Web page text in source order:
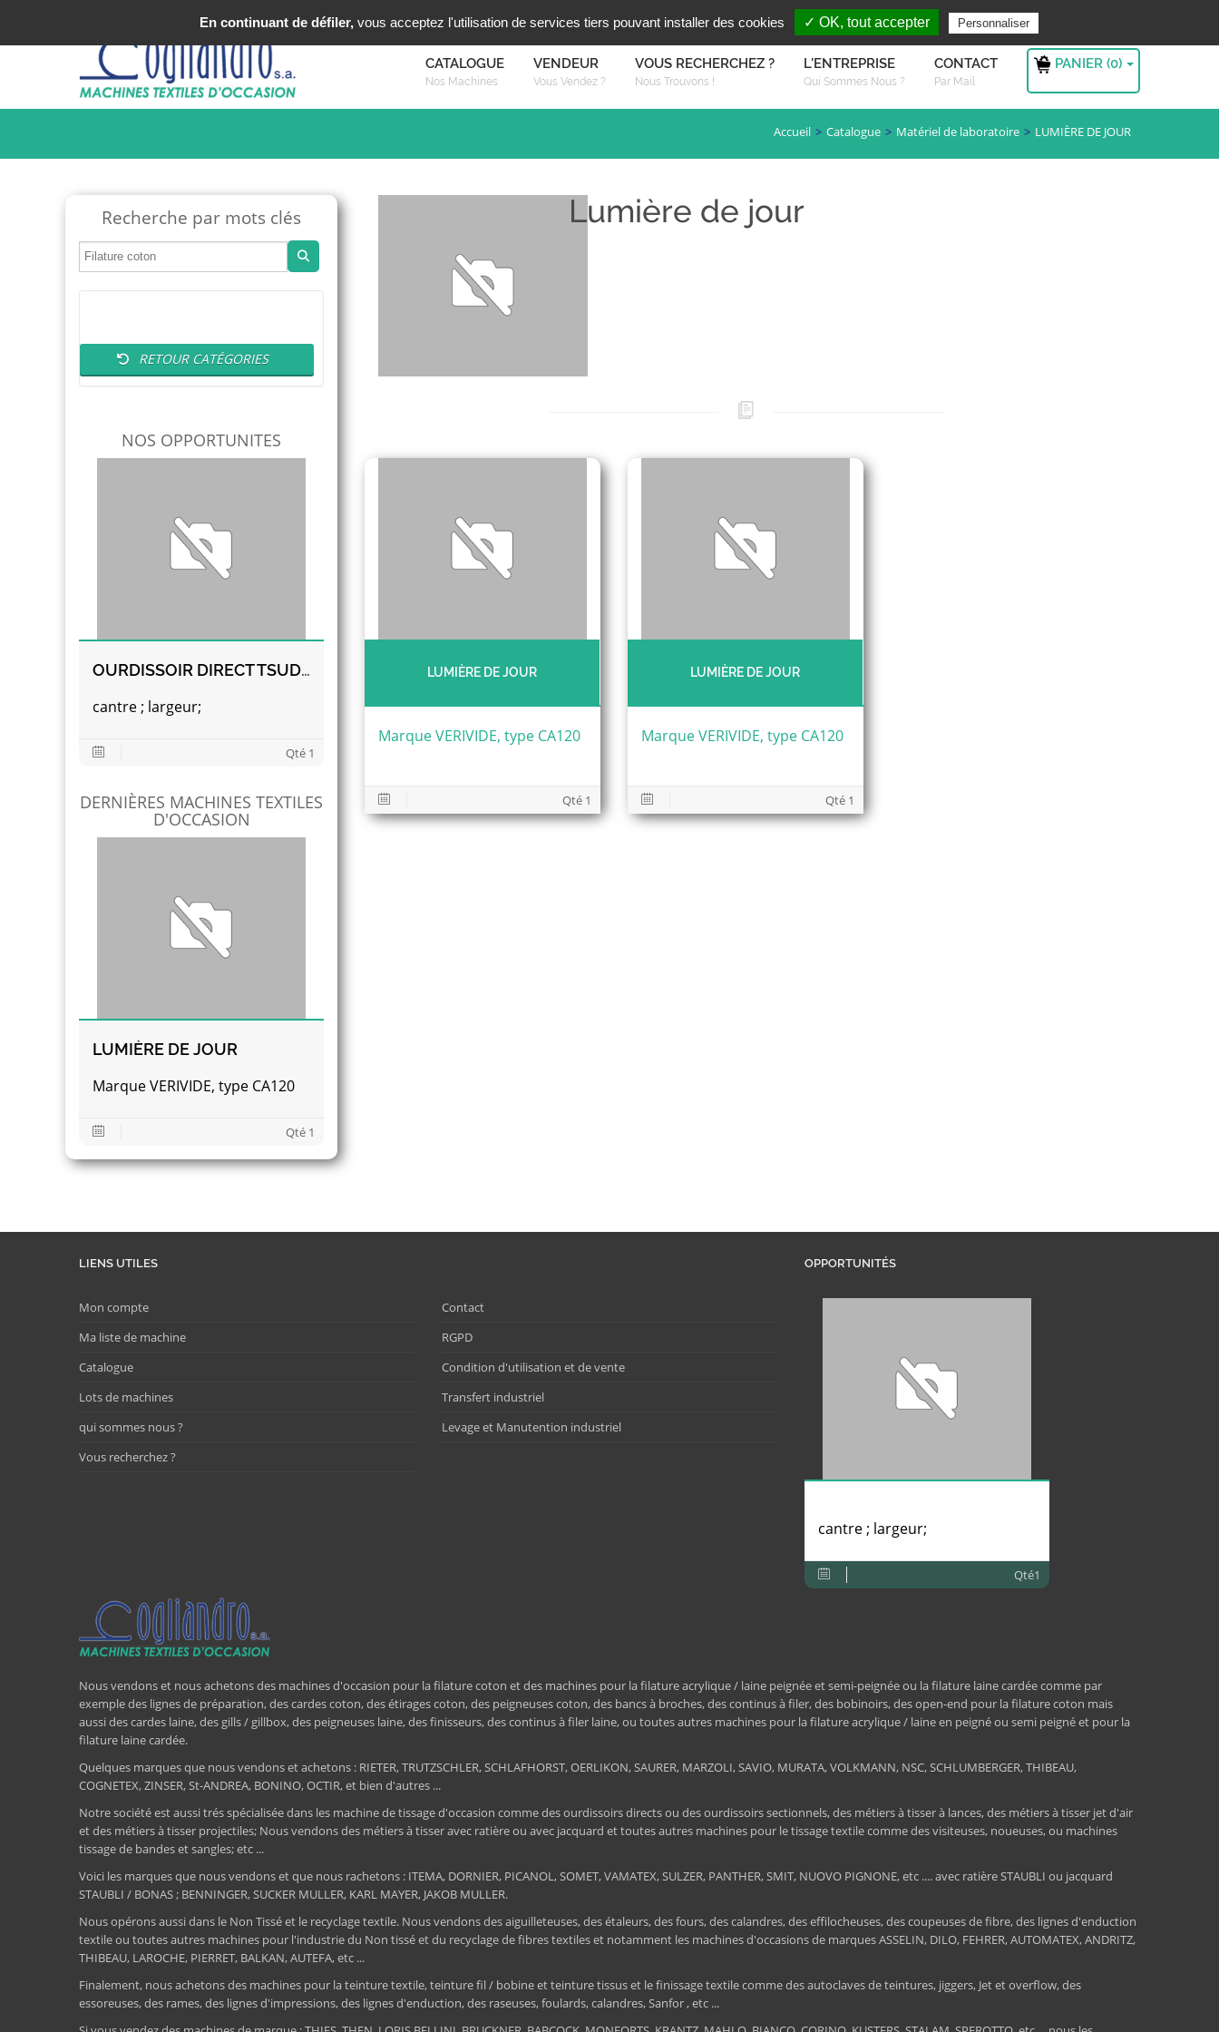
Tel : +33 (0)3 20 25 49 49 S'authentifier
Vous recherchez ?
CATALOGUE
Nos Machines
VENDEUR
Vous Vendez ?
VOUS RECHERCHEZ ?
Nous Trouvons !
L'ENTREPRISE
Qui Sommes Nous ?
CONTACT
Par Mail
PANIER (0)
Accueil Catalogue Matériel de laboratoire LUMIÈRE DE JOUR
Recherche par mots clés
RETOUR CATÉGORIES
NOS OPPORTUNITES
OURDISSOIR DIRECT TSUDAKOMA
cantre ; largeur;
Qté 1
DERNIÈRES MACHINES TEXTILES
D'OCCASION
LUMIÈRE DE JOUR
Marque VERIVIDE, type CA120
Qté 1
Lumière de jour
LUMIÈRE DE JOUR
Marque VERIVIDE, type CA120
Qté 1
LUMIÈRE DE JOUR
Marque VERIVIDE, type CA120
Qté 1
LIENS UTILES
Mon compte
Ma liste de machine
Catalogue
Lots de machines
qui sommes nous ?
Vous recherchez ?
Contact
RGPD
Condition d'utilisation et de vente
Transfert industriel
Levage et Manutention industriel
OPPORTUNITÉS
cantre ; largeur;
Qté1
Nous vendons et nous achetons des machines d'occasion pour la filature coton et des machines pour la filature acrylique / laine peignée et semi-peignée ou la filature laine cardée comme par
exemple des lignes de préparation, des cardes coton, des étirages coton, des peigneuses coton, des bancs à broches, des continus à filer, des bobinoirs, des open-end pour la filature coton mais
aussi des cardes laine, des gills / gillbox, des peigneuses laine, des finisseurs, des continus à filer laine, ou toutes autres machines pour la filature acrylique / laine en peigné ou semi peigné et pour la
filature laine cardée.
Quelques marques que nous vendons et achetons : RIETER, TRUTZSCHLER, SCHLAFHORST, OERLIKON, SAURER, MARZOLI, SAVIO, MURATA, VOLKMANN, NSC, SCHLUMBERGER, THIBEAU,
COGNETEX, ZINSER, St-ANDREA, BONINO, OCTIR, et bien d'autres ...
Notre société est aussi trés spécialisée dans les machine de tissage d'occasion comme des ourdissoirs directs ou des ourdissoirs sectionnels, des métiers à tisser à lances, des métiers à tisser jet d'air
et des métiers à tisser projectiles; Nous vendons des métiers à tisser avec ratière ou avec jacquard et toutes autres machines pour le tissage textile comme des visiteuses, noueuses, ou machines
tissage de bandes et sangles; etc ...
Voici les marques que nous vendons et que nous rachetons : ITEMA, DORNIER, PICANOL, SOMET, VAMATEX, SULZER, PANTHER, SMIT, NUOVO PIGNONE, etc .... avec ratière STAUBLI ou jacquard
STAUBLI / BONAS ; BENNINGER, SUCKER MULLER, KARL MAYER, JAKOB MULLER.
Nous opérons aussi dans le Non Tissé et le recyclage textile. Nous vendons des aiguilleteuses, des étaleurs, des fours, des calandres, des effilocheuses, des coupeuses de fibre, des lignes d'enduction
textile ou toutes autres machines pour l'industrie du Non tissé et du recyclage de fibres textiles et notamment les machines d'occasions de marques ASSELIN, DILO, FEHRER, AUTOMATEX, ANDRITZ,
THIBEAU, LAROCHE, PIERRET, BALKAN, AUTEFA, etc ...
Finalement, nous achetons des machines pour la teinture textile, teinture fil / bobine et teinture tissus et le finissage textile comme des autoclaves de teintures, jiggers, Jet et overflow, des
essoreuses, des rames, des lignes d'impressions, des lignes d'enduction, des raseuses, foulards, calandres, Sanfor , etc ...
En continuant de défiler,vous acceptez l'utilisation de services tiers pouvant installer des cookies ✓ OK, tout accepter Personnaliser